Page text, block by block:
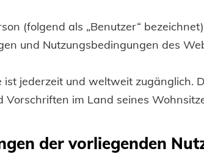
(folgend als „Benutzer“
und Nutzungsbedingungen des
ist jederzeit und weltweit zugänglich.
Vorschriften im Land seines
der vorliegenden